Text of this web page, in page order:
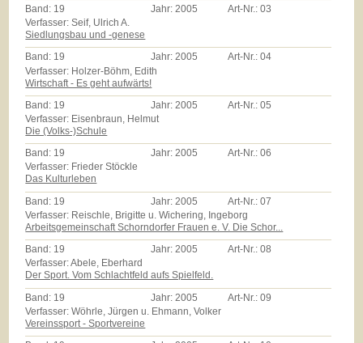
Band: 19 Jahr:2005 Art-Nr.:03
Verfasser: Seif, Ulrich A.
Siedlungsbau und -genese
Band: 19 Jahr:2005 Art-Nr.:04
Verfasser: Holzer-Böhm, Edith
Wirtschaft - Es geht aufwärts!
Band: 19 Jahr: 2005 Art-Nr.:05
Verfasser: Eisenbraun, Helmut
Die (Volks-)Schule
Band: 19 Jahr:2005 Art-Nr.:06
Verfasser: Frieder Stöckle
Das Kulturleben
Band: 19 Jahr: 2005 Art-Nr.:07
Verfasser: Reischle, Brigitte u. Wichering, Ingeborg
Arbeitsgemeinschaft Schorndorfer Frauen e. V. Die Schor...
Band: 19 Jahr:2005 Art-Nr.:08
Verfasser: Abele, Eberhard
Der Sport. Vom Schlachtfeld aufs Spielfeld.
Band: 19 Jahr: 2005 Art-Nr.:09
Verfasser: Wöhrle, Jürgen u. Ehmann, Volker
Vereinssport - Sportvereine